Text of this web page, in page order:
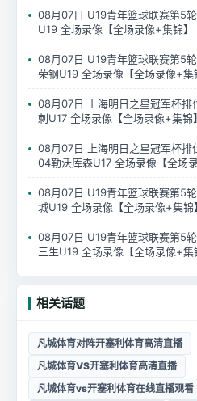
08月07日 U19青年篮球联赛第5
U19 全场录像【全场录像+集锦】
08月07日 U19青年篮球联赛第5
荣钢U19 全场录像【全场录像+集
08月07日 上海明日之星冠军杯排
刺U17 全场录像【全场录像+集锦】
08月07日 上海明日之星冠军杯排
04勒沃库森U17 全场录像【全场
08月07日 U19青年篮球联赛第5
城U19 全场录像【全场录像+集锦】
08月07日 U19青年篮球联赛第5
三生U19 全场录像【全场录像+集
相关话题
凡城体育对阵开塞利体育高清直播
凡城体育VS开塞利体育高清直播
凡城体育vs开塞利体育在线直播观看